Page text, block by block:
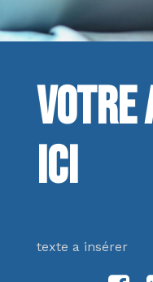
Votre
ici
texte a insérer